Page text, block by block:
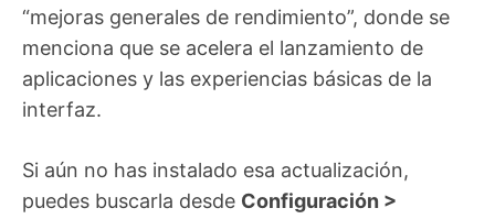
“mejoras generales de rendimiento”, donde se
menciona que se acelera el lanzamiento de
aplicaciones y las experiencias básicas de la
interfaz.
Si aún no has instalado esa actualización,
puedes buscarla desde Configuración >